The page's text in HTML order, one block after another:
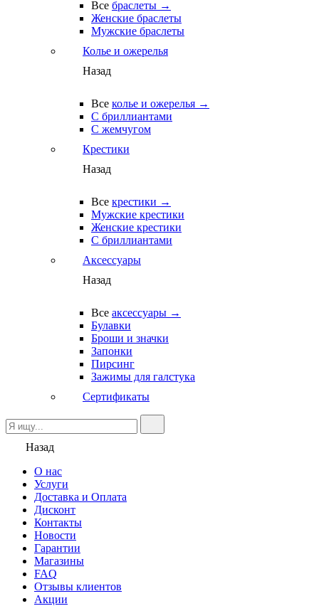
Все браслеты →
Женские браслеты
Мужские браслеты
Колье и ожерелья
Назад
Все колье и ожерелья →
С бриллиантами
С жемчугом
Крестики
Назад
Все крестики →
Мужские крестики
Женские крестики
С бриллиантами
Аксессуары
Назад
Все аксессуары →
Булавки
Броши и значки
Запонки
Пирсинг
Зажимы для галстука
Сертификаты
Назад
О нас
Услуги
Доставка и Оплата
Дисконт
Контакты
Новости
Гарантии
Магазины
FAQ
Отзывы клиентов
Акции